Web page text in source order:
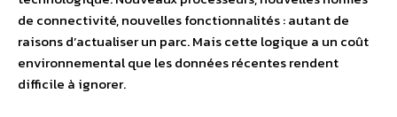
de connectivité, nouvelles fonctionnalités : autant de
raisons d’actualiser un parc. Mais cette logique a un coût
environnemental que les données récentes rendent
difficile à ignorer.